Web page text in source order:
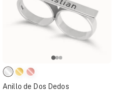
Anillo de Dos Dedos